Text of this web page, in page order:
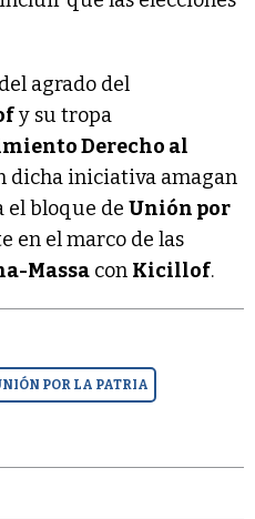
agrado del
y su tropa
Derecho al
dicha iniciativa amagan
el bloque de Unión por
en el marco de las
Massa con Kicillof.
POR LA PATRIA